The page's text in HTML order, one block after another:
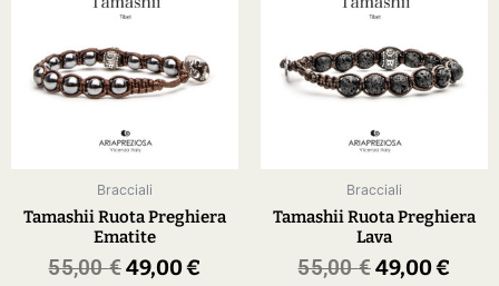
Bracciali
Tamashii Ruota Preghiera
Ematite
55,00€49,00€
Bracciali
Tamashii Ruota Preghiera
Lava
55,00€49,00€